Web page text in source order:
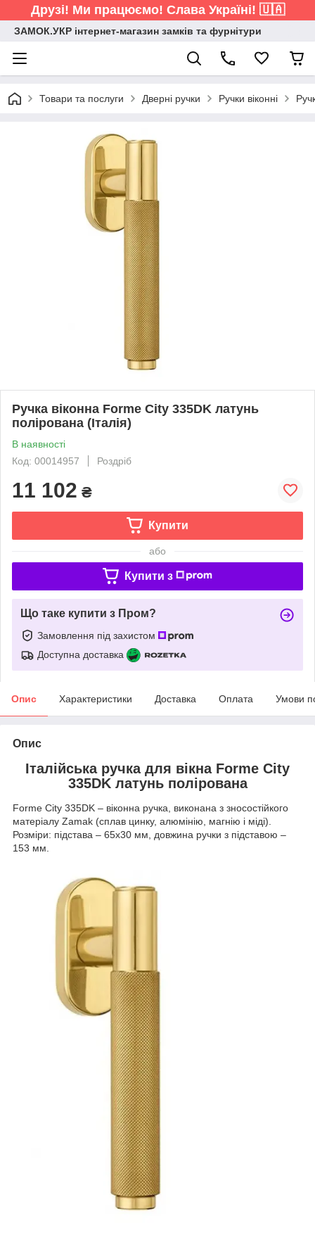
Друзі! Ми працюємо! Слава Україні! 🇺🇦
ЗАМОК.УКР інтернет-магазин замків та фурнітури
Товари та послуги Дверні ручки Ручки віконні
Ручка віконна Forme City 335DK латунь
полірована (Італія)
В наявності
Код: 00014957
Роздріб
11 102 ₴
Купити
або
Купити з
Що таке купити з Пром?
Замовлення під захистом
Доступна доставка
Опис Характеристики Доставка Оплата Умови
Опис
Італійська ручка для вікна Forme City
335DK латунь полірована
Forme City 335DK – віконна ручка, виконана з зносостійкого
матеріалу Zamak (сплав цинку, алюмінію, магнію і міді).
Розміри: підстава – 65х30 мм, довжина ручки з підставою –
153 мм.